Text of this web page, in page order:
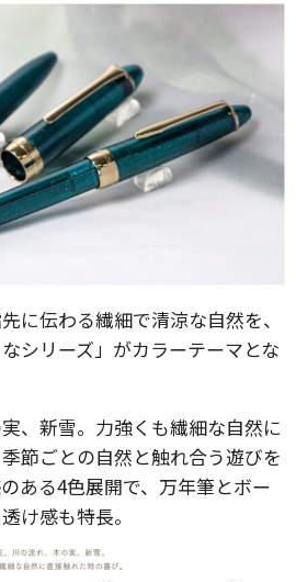
に伝わる繊細で清涼な自然を、
シリーズ」がカラーテーマとな
、新雪。力強くも繊細な自然に
節ごとの自然と触れ合う遊びを
ある4色展開で、万年筆とボー
け感も特長。